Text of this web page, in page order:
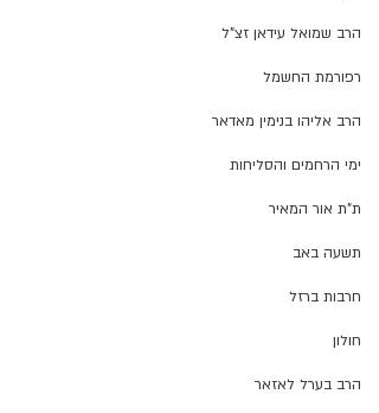
הרב שמואל עידאן זצ"ל
רפורמת החשמל
הרב אליהו בנימין מאדאר
ימי הרחמים והסליחות
ת"ת אור המאיר
תשעה באב
חרבות ברזל
חולון
הרב בערל לאזאר